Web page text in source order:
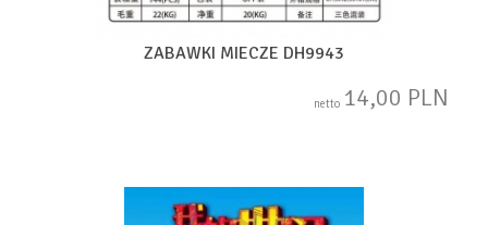
ZABAWKI MIECZE DH9943
netto 14,00 PLN